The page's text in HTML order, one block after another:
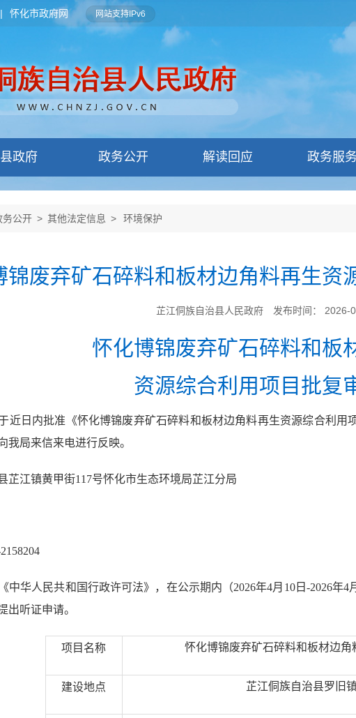
| 怀化市政府网 网站支持IPv6
县政府 政务公开 解读回应 政务服务
务公开 > 其他法定信息 > 环境保护
锦废弃矿石碎料和板材边角料再生
芷江侗族自治县人民政府 发布时间： 2026-
怀化博锦废弃矿石碎料和板
资源综合利用项目 批复
近日内批准《怀化博锦废弃矿石碎料和板材边角料再生资源综合利用
我局来信来电进行反映。
芷江镇黄甲街117号怀化市生态环境局芷江分局
中华人民共和国行政许可法》， 在公示期内 （2026年4月 10日 -2026年4
出听证申请。
项目名称 怀化博锦废弃矿石碎料和板材边角
建设地点 芷江侗族自治县罗旧